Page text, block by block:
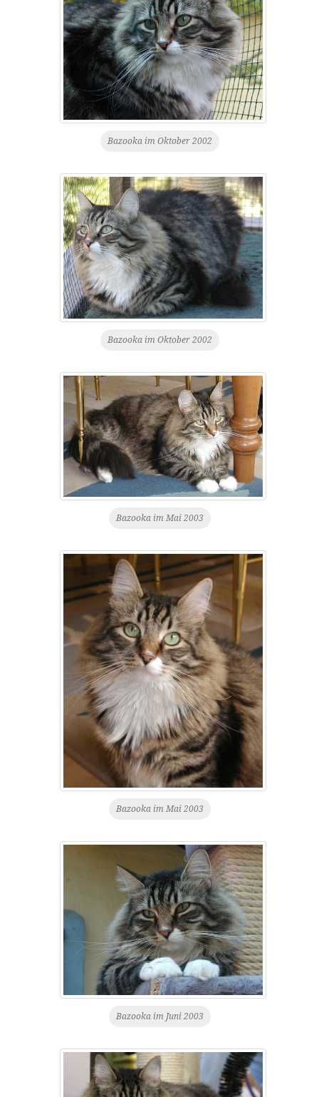
Bazooka im Oktober 2002
Bazooka im Oktober 2002
Bazooka im Mai 2003
Bazooka im Mai 2003
Bazooka im Juni 2003